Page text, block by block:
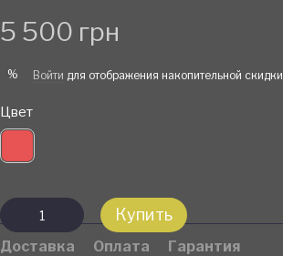
5 500 грн
% Войти для отображения накопительной скидки
Цвет
Купить
Доставка Оплата Гарантия